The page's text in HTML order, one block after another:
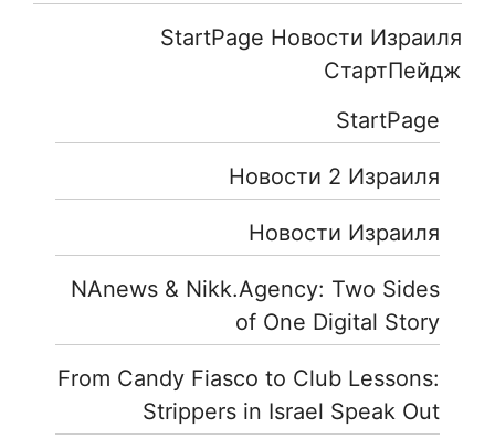
StartPage Новости Израиля
СтартПейдж
StartPage
Новости 2 Израиля
Новости Израиля
NAnews & Nikk.Agency: Two Sides
of One Digital Story
From Candy Fiasco to Club Lessons:
Strippers in Israel Speak Out